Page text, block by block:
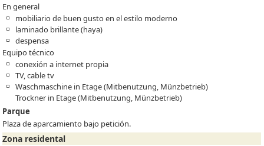
En general
mobiliario de buen gusto en el estilo moderno
laminado brillante (haya)
despensa
Equipo técnico
conexión a internet propia
TV, cable tv
Waschmaschine in Etage (Mitbenutzung, Münzbetrieb)
Trockner in Etage (Mitbenutzung, Münzbetrieb)
Parque
Plaza de aparcamiento bajo petición.
Zona residental